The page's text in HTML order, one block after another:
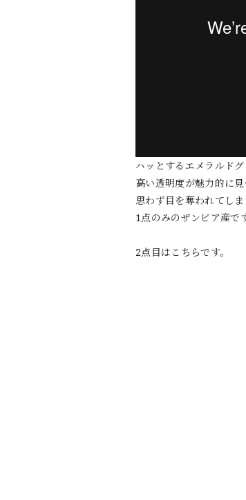
ハッとするエメラルド
高い透明度が魅力的に見
思わず目を奪われてしま
1点のみのザンビア産です
2点目はこちらです。